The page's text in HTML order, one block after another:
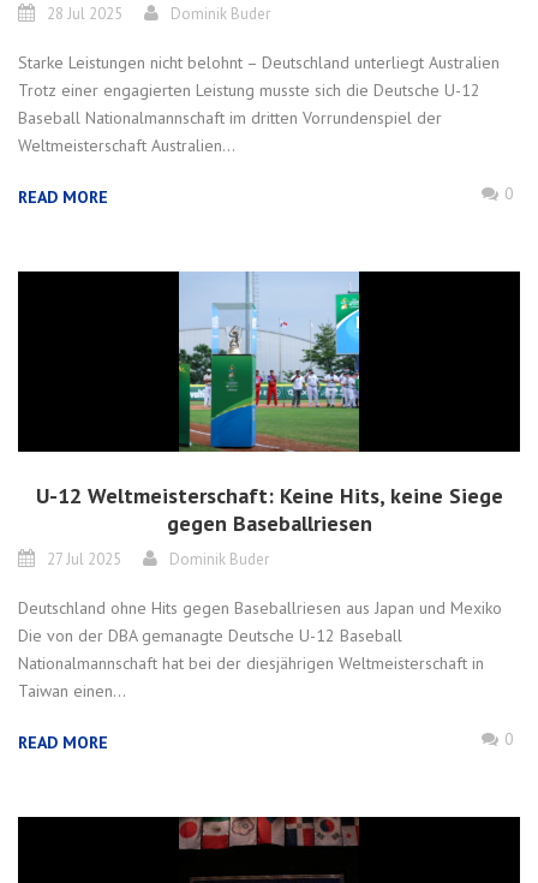
28 Jul 2025 Dominik Buder
Starke Leistungen nicht belohnt – Deutschland unterliegt Australien
Trotz einer engagierten Leistung musste sich die Deutsche U-12
Baseball Nationalmannschaft im dritten Vorrundenspiel der
Weltmeisterschaft Australien...
READ MORE 0
U-12 Weltmeisterschaft: Keine Hits, keine Siege
gegen Baseballriesen
27 Jul 2025 Dominik Buder
Deutschland ohne Hits gegen Baseballriesen aus Japan und Mexiko
Die von der DBA gemanagte Deutsche U-12 Baseball
Nationalmannschaft hat bei der diesjährigen Weltmeisterschaft in
Taiwan einen...
READ MORE 0